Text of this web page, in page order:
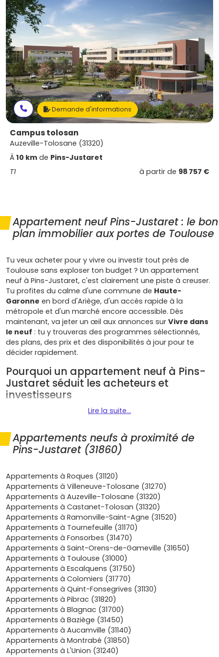
Demande d'informations
Campus tolosan
Auzeville-Tolosane (31320)
À 10 km de Pins-Justaret
T1
à partir de 98 757 €
Appartement neuf Pins-Justaret : le bon
plan immobilier aux portes de Toulouse
Tu veux acheter pour y vivre ou investir tout près de
Toulouse sans exploser ton budget ? Un appartement
neuf à Pins-Justaret, c'est clairement une piste à creuser.
Tu profites du calme d'une commune de Haute-
Garonne en bord d'Ariège, d'un accès rapide à la
métropole et d'un marché encore accessible. Dès
maintenant, va jeter un œil aux annonces sur Vivre dans
le neuf : tu y trouveras des programmes sélectionnés,
des plans, des prix et des disponibilités à jour pour te
décider rapidement.
Pourquoi un appartement neuf à Pins-
Justaret séduit les acheteurs et
investisseurs
Emplacement stratégique: à
via Portet-sur-Garonne, et desserteTER Occitanie
pratique pour rejoindre la ville centre. Parfait si tu
bouges souvent entreLabège
Demande locative soutenue
bassins d'emploi de lamétropole toulousaine
zones commerciales et des écoles crée un flux
constant de locataires (jeunes actifs, familles,
télétravailleurs). Pour un appartement neuf à Pins-
Justaret, tu vises une occupation simple et une
gestion sereine.
Cadre de vie: bords de l'Ariège, équipements
sportifs, commerces du centre-bourg, écoles et
associations. Tu combines nature et services à deux
pas de Toulouse, idéal pour un quotidien fluide.
Avantages du neuf: normesRE 2020
performante, confort acoustique, faibles charges,
frais de notaire 2 à 3 %, garanties (parfait
achèvement, biennale,décennale
en main, sans travaux.
Fiscalité et revente: selon le zonage, un
investissement peut être éligible à des dispositifs
Lire la suite...
Appartements neufs à proximité de
Pins-Justaret (31860)
Appartements à Roques (31120)
Appartements à Villeneuve-Tolosane (31270)
Appartements à Auzeville-Tolosane (31320)
Appartements à Castanet-Tolosan (31320)
Appartements à Ramonville-Saint-Agne (31520)
Appartements à Tournefeuille (31170)
Appartements à Fonsorbes (31470)
Appartements à Saint-Orens-de-Gameville (31650)
Appartements à Toulouse (31000)
Appartements à Escalquens (31750)
Appartements à Colomiers (31770)
Appartements à Quint-Fonsegrives (31130)
Appartements à Pibrac (31820)
Appartements à Blagnac (31700)
Appartements à Baziège (31450)
Appartements à Aucamville (31140)
Appartements à Montrabé (31850)
Appartements à L'Union (31240)